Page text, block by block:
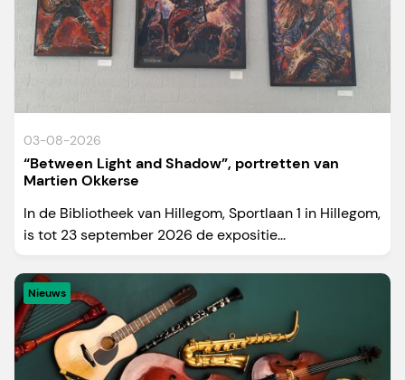
03-08-2026
“Between Light and Shadow”, portretten van
Martien Okkerse
In de Bibliotheek van Hillegom, Sportlaan 1 in Hillegom,
is tot 23 september 2026 de expositie...
Nieuws